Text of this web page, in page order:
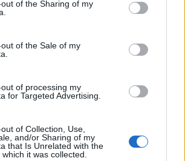
visit or usage behaviour. You may click to
to Google and its third-party tags to
specified purposes in below Google
of the Sharing of my
of the Sale of my
of processing my
for Targeted Advertising.
of Collection, Use,
and/or Sharing of my
that Is Unrelated with the
it was collected.